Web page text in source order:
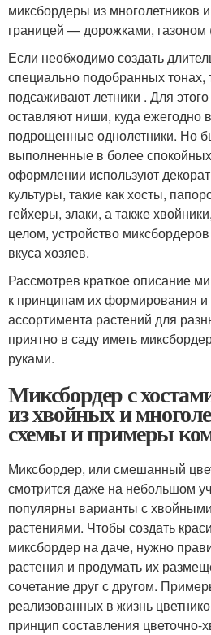
миксбордеры из многолетников
границей — дорожками, газоном
Если необходимо создать
специально подобранных тонах,
подсаживают летники . Для
оставляют ниши, куда ежегодно
подрощенные однолетники. Но
выполненные в более
оформлении используют
культуры, такие как хосты,
гейхеры, злаки, а также
целом, устройство
вкуса хозяев.
Рассмотрев краткое описание
к принципам их формирования
ассортимента растений для
приятно в саду иметь
руками.
Миксбордер с
из хвойных и
схемы и примеры
Миксбордер, или смешанный
смотрится даже на небольшом
популярны варианты с
растениями. Чтобы создать
миксбордер на даче, нужно
растения и продумать их
сочетание друг с другом.
реализованных в жизнь
принцип составления цветочно-